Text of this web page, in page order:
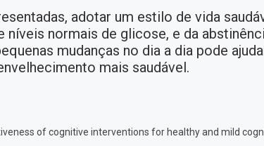
adotar um estilo de vida
normais de glicose, e da
mudanças no dia a dia pode
mais saudável.
of cognitive interventions for healthy and mild